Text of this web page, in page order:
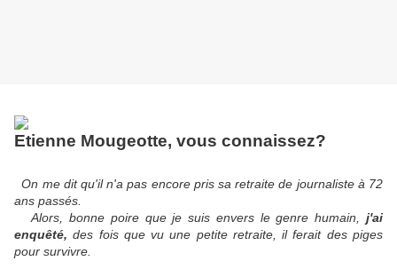
Etienne Mougeotte, vous connaissez?
On me dit qu'il n'a pas encore pris sa retraite de journaliste à 72
ans passés.
Alors, bonne poire que je suis envers le genre humain, j'ai
enquêté, des fois que vu une petite retraite, il ferait des piges
pour survivre.